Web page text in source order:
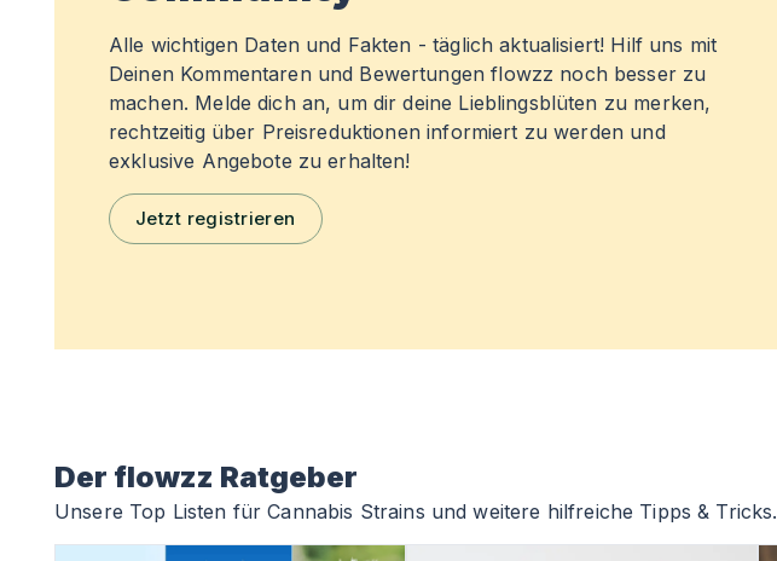
Alle wichtigen Daten und Fakten - täglich aktualisiert! Hilf uns mit
Deinen Kommentaren und Bewertungen flowzz noch besser zu
machen. Melde dich an, um dir deine Lieblingsblüten zu merken,
rechtzeitig über Preisreduktionen informiert zu werden und
exklusive Angebote zu erhalten!
Jetzt registrieren
Der flowzz Ratgeber
Unsere Top Listen für Cannabis Strains und weitere hilfreiche Tipps & Tricks.